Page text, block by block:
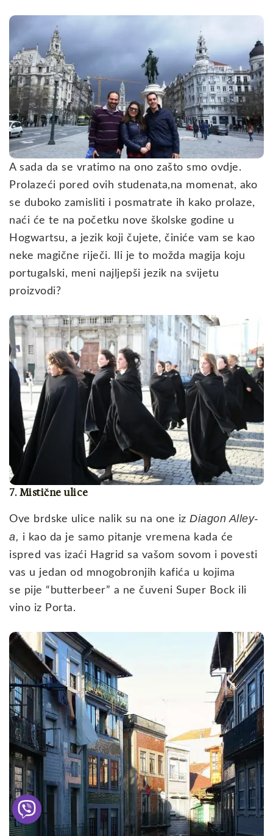
A sada da se vratimo na ono zašto smo ovdje.
Prolazeći pored ovih studenata,na momenat, ako
se duboko zamisliti i posmatrate ih kako prolaze,
naći će te na početku nove školske godine u
Hogwartsu, a jezik koji čujete, činiće vam se kao
neke magične riječi. Ili je to možda magija koju
portugalski, meni najljepši jezik na svijetu
proizvodi?
7. Mistične ulice
Ove brdske ulice nalik su na one iz Diagon Alley-
a, i kao da je samo pitanje vremena kada će
ispred vas izaći Hagrid sa vašom sovom i povesti
vas u jedan od mnogobronjih kafića u kojima
se pije “butterbeer” a ne čuveni Super Bock ili
vino iz Porta.